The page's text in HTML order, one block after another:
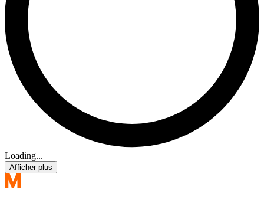
Loading...
Afficher plus